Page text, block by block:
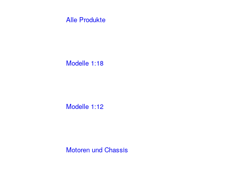
Alle Produkte
Modelle 1:18
Modelle 1:12
Motoren und Chassis